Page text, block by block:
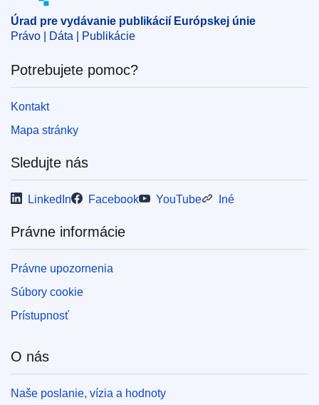
CELEX : 52025PC0107
COMNAT : COM_2025_0107_FIN
Úrad pre vydávanie publikácií Európskej únie
Právo | Dáta | Publikácie
Potrebujete pomoc?
Kontakt
Mapa stránky
Sledujte nás
LinkedIn Facebook YouTube Iné
Právne informácie
Právne upozornenia
Súbory cookie
Prístupnosť
O nás
Naše poslanie, vízia a hodnoty